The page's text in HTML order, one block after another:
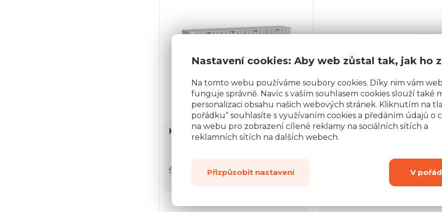
Komoda NO-2
Š: 176,5 cm, V: 91,0 cm, H: 40,5 cm
TV stolek NO-6
Š: 137,0 cm, V: 57,0 cm, H: 40,5 cm
Nastavení cookies: Aby web zůstal tak, jak ho
Na tomto webu používáme soubory cookies. Díky nim vám web
funguje správně. Navíc s vaším souhlasem cookies slouží také
personalizaci obsahu našich webových stránek. Kliknutím na
pořádku“ souhlasíte s využívaním cookies a předáním údajů o
na webu pro zobrazení cílené reklamy na sociálních sítích a
reklamních sítích na dalších webech.
Přizpůsobit nastavení V